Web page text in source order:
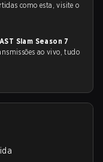
como esta, visite o
Slam Season 7
ao vivo, tudo